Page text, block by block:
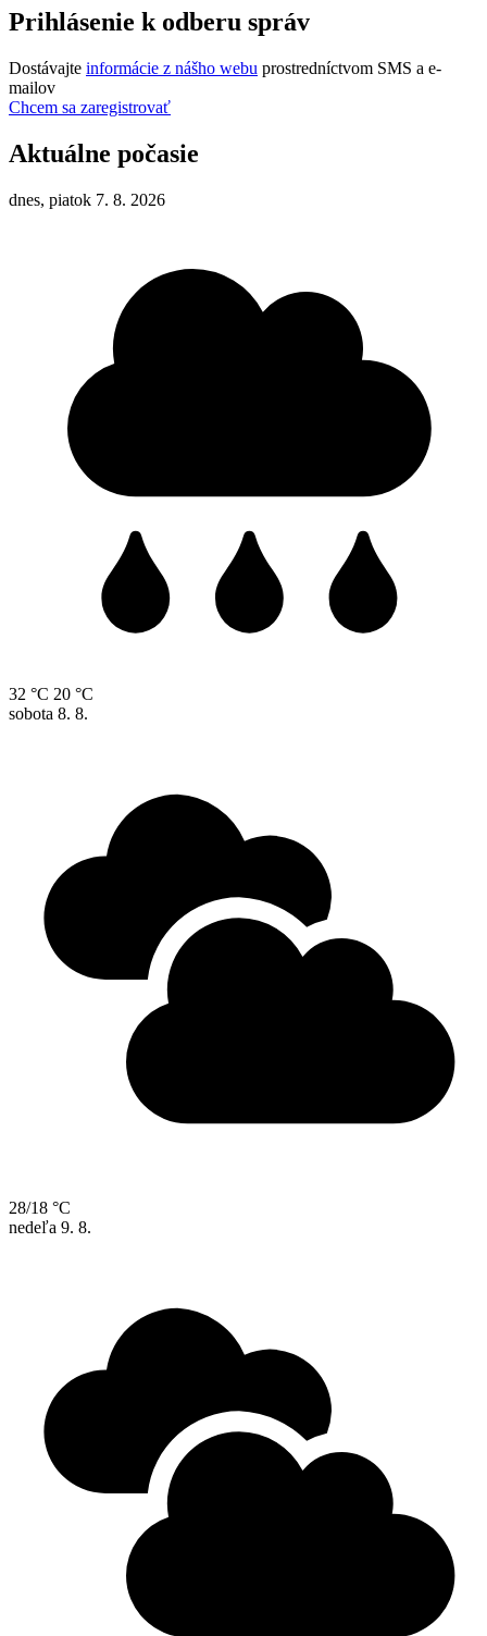
Prihlásenie k odberu správ
Dostávajte informácie z nášho webu prostredníctvom SMS a e-
mailov
Chcem sa zaregistrovať
Aktuálne počasie
dnes, piatok 7. 8. 2026
32 °C 20 °C
sobota 8. 8.
28/18 °C
nedeľa 9. 8.